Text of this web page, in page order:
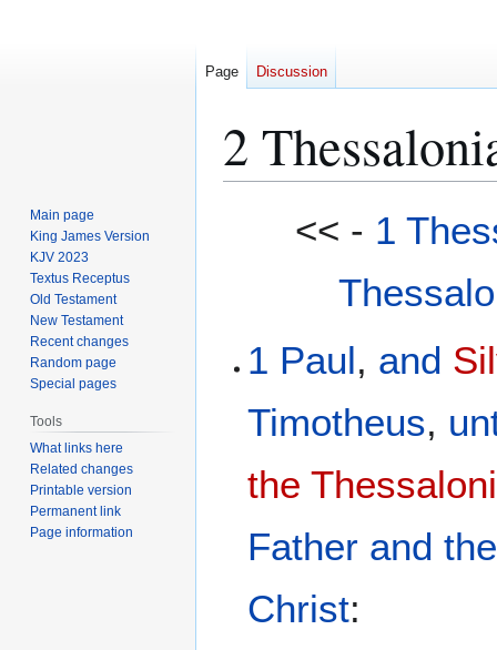
2
<< - 1
1 Paul, and
Timotheus,
the
Father and
Christ:
Page Discussion
Main page
King James Version
KJV 2023
Textus Receptus
Old Testament
New Testament
Recent changes
Random page
Special pages
Tools
What links here
Related changes
Printable version
Permanent link
Page information